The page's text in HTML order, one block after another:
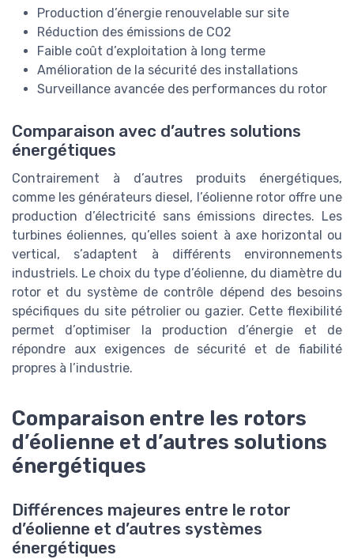
Production d’énergie renouvelable sur site
Réduction des émissions de CO2
Faible coût d’exploitation à long terme
Amélioration de la sécurité des installations
Surveillance avancée des performances du rotor
Comparaison avec d’autres solutions
énergétiques
Contrairement à d’autres produits énergétiques,
comme les générateurs diesel, l’éolienne rotor offre une
production d’électricité sans émissions directes. Les
turbines éoliennes, qu’elles soient à axe horizontal ou
vertical, s’adaptent à différents environnements
industriels. Le choix du type d’éolienne, du diamètre du
rotor et du système de contrôle dépend des besoins
spécifiques du site pétrolier ou gazier. Cette flexibilité
permet d’optimiser la production d’énergie et de
répondre aux exigences de sécurité et de fiabilité
propres à l’industrie.
Comparaison entre les rotors
d’éolienne et d’autres solutions
énergétiques
Différences majeures entre le rotor
d’éolienne et d’autres systèmes
énergétiques